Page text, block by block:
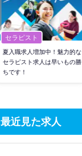
セラピスト
夏入職求人増加中！魅力的な
セラピスト求人は早いもの勝
ちです！
最近見た求人